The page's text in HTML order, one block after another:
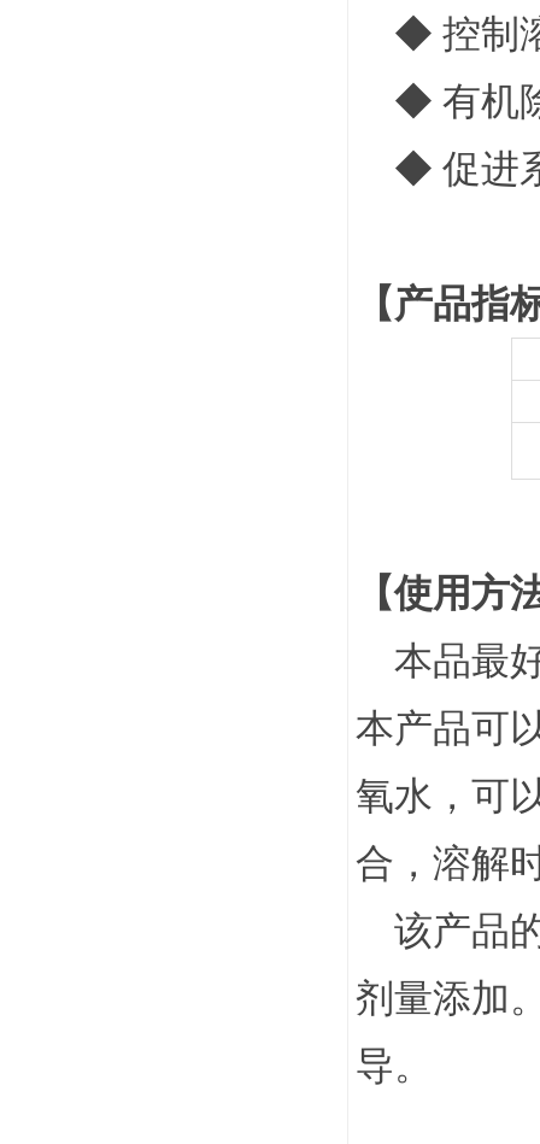
◆ 控制
◆ 有机
◆ 促进
【产品指
【使用方
本品最
本产品可
氧水，可
合，溶解
该产品
剂量添加
导。